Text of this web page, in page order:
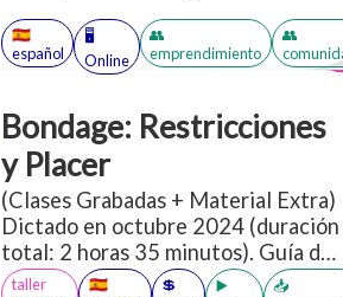
códigos de convivencia que
manejamos.
🇪🇸
español
🖥️
Online
👥
emprendimiento
👥
Bondage: Restricciones
y Placer
(Clases Grabadas + Material Extra)
Dictado en octubre 2024 (duración
total: 2 horas 35 minutos). Guía de
seguridad para bondage inicial
taller
🇪🇸
💲
▶️
📥